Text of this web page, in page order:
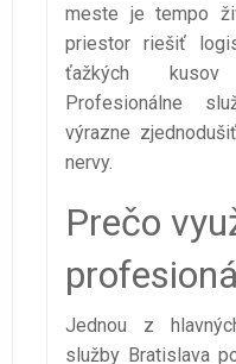
meste je tempo
priestor riešiť
ťažkých kusov
Profesionálne
výrazne
nervy.
Prečo
Jednou z
služby Bratislava